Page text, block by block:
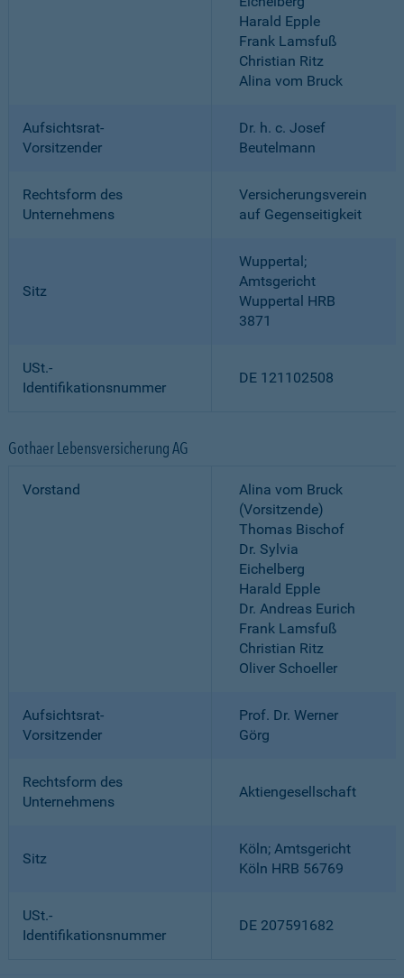
Harald Epple
Frank Lamsfuß
Christian Ritz
Alina vom Bruck
Aufsichtsrat-
Vorsitzender
Dr. h. c. Josef
Beutelmann
Rechtsform des
Unternehmens
Versicherungsverein
auf Gegenseitigkeit
Sitz
Wuppertal;
Amtsgericht
Wuppertal HRB
3871
USt.-
Identifikationsnummer
DE 121102508
Gothaer Lebensversicherung AG
Vorstand
Alina vom Bruck
(Vorsitzende)
Thomas Bischof
Dr. Sylvia
Eichelberg
Harald Epple
Dr. Andreas Eurich
Frank Lamsfuß
Christian Ritz
Oliver Schoeller
Aufsichtsrat-
Vorsitzender
Prof. Dr. Werner
Görg
Rechtsform des
Unternehmens
Aktiengesellschaft
Sitz
Köln; Amtsgericht
Köln HRB 56769
USt.-
Identifikationsnummer
DE 207591682